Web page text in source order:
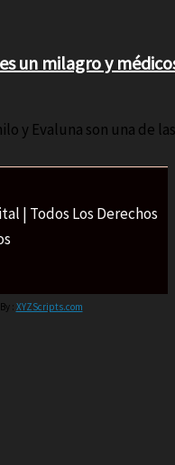
un milagro y
y Evaluna son una de
| Todos Los Derechos
: XYZScripts.com